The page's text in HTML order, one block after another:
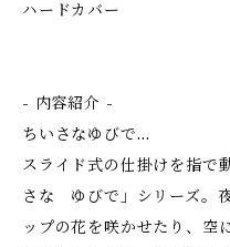
ハードカバー
- 内容紹介 -
ちいさなゆびで…
スライド式の仕掛けを指で
さな ゆびで」シリーズ。
ップの花を咲かせたり、空